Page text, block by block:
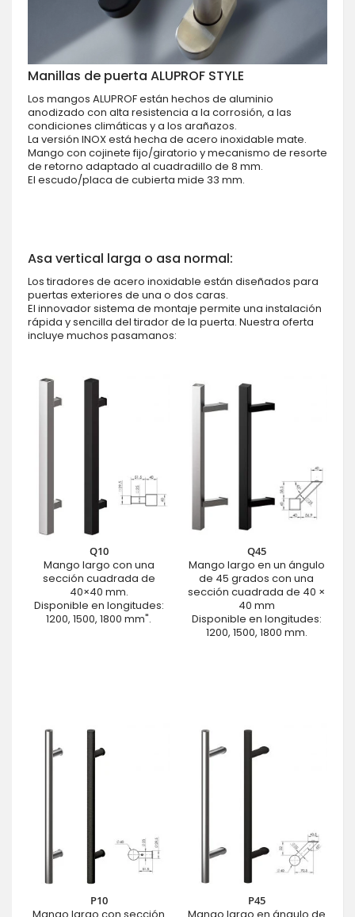
Manillas de puerta ALUPROF STYLE
Los mangos ALUPROF están hechos de aluminio
anodizado con alta resistencia a la corrosión, a las
condiciones climáticas y a los arañazos.
La versión INOX está hecha de acero inoxidable mate.
Mango con cojinete fijo/giratorio y mecanismo de resorte
de retorno adaptado al cuadradillo de 8 mm.
El escudo/placa de cubierta mide 33 mm.
Asa vertical larga o asa normal:
Los tiradores de acero inoxidable están diseñados para
puertas exteriores de una o dos caras.
El innovador sistema de montaje permite una instalación
rápida y sencilla del tirador de la puerta. Nuestra oferta
incluye muchos pasamanos:
Q10
Mango largo con una
sección cuadrada de
40×40 mm.
Disponible en longitudes:
1200, 1500, 1800 mm".
Q45
Mango largo en un ángulo
de 45 grados con una
sección cuadrada de 40 ×
40 mm
Disponible en longitudes:
1200, 1500, 1800 mm.
P10 P45